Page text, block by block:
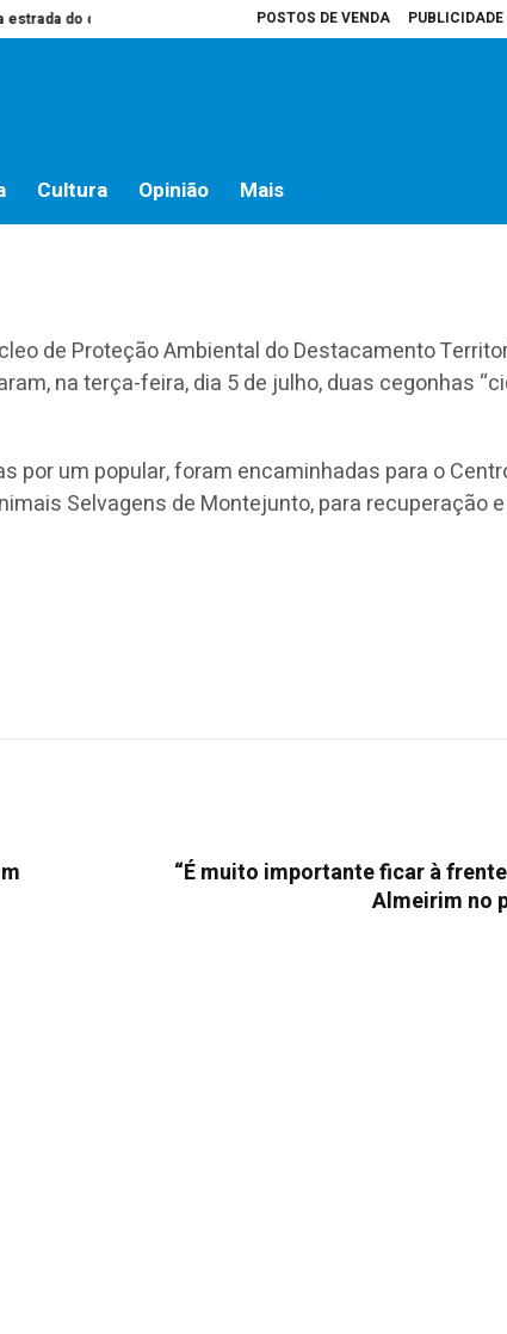
POSTOS DE VENDA PUBLICIDADE
do campo Presidente da Assembleia é que decide o que vai para
Cultura Opinião Mais
de Proteção Ambiental do Destacamento
na terça-feira, dia 5 de julho, duas cegonhas
por um popular, foram encaminhadas para o
Selvagens de Montejunto, para recuperação
“É muito importante ficar à
Almeirim no